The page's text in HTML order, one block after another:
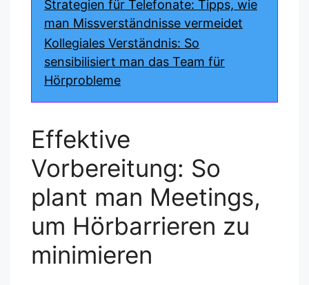
Strategien für Telefonate: Tipps, wie
man Missverständnisse vermeidet
Kollegiales Verständnis: So
sensibilisiert man das Team für
Hörprobleme
Effektive
Vorbereitung: So
plant man Meetings,
um Hörbarrieren zu
minimieren